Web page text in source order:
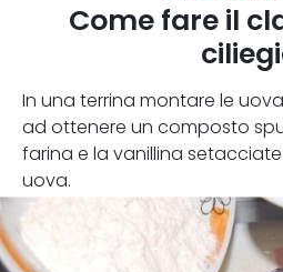
Come fare il
In una terrina montare le
ad ottenere un composto
farina e la vanillina
uova.